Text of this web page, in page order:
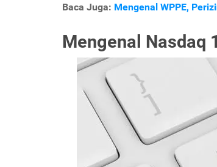
Baca Juga: Mengenal WPPE,
Mengenal Nasdaq